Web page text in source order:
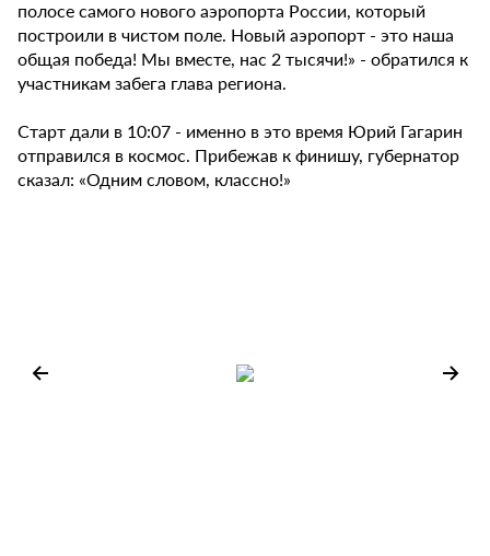
полосе самого нового аэропорта России, который
построили в чистом поле. Новый аэропорт - это наша
общая победа! Мы вместе, нас 2 тысячи!» - обратился к
участникам забега глава региона.
Старт дали в 10:07 - именно в это время Юрий Гагарин
отправился в космос. Прибежав к финишу, губернатор
сказал: «Одним словом, классно!»